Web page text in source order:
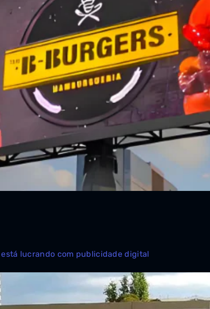
lucrando com publicidade digital